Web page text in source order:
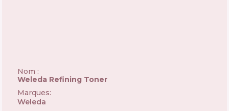
Nom :
Weleda Refining Toner
Marques:
Weleda